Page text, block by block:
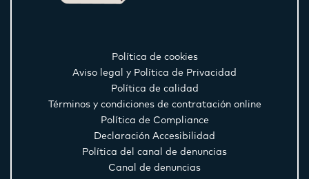
Política de cookies
Aviso legal y Política de Privacidad
Política de calidad
Términos y condiciones de contratación online
Política de Compliance
Declaración Accesibilidad
Política del canal de denuncias
Canal de denuncias